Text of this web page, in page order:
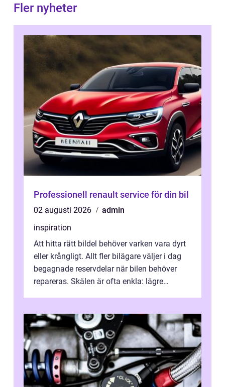
Fler nyheter
Professionell renault service för din bil
02 augusti 2026
admin
inspiration
Att hitta rätt bildel behöver varken vara dyrt
eller krångligt. Allt fler bilägare väljer i dag
begagnade reservdelar när bilen behöver
repareras. Skälen är ofta enkla: lägre